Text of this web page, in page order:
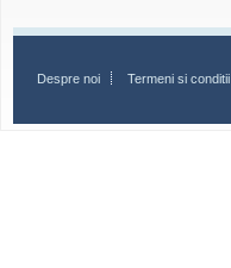
Despre noi Termeni si conditii